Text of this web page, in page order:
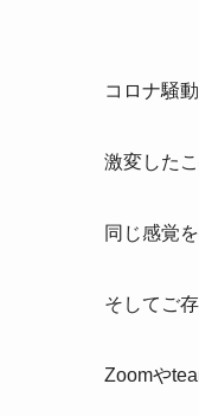
コロナ騒
激変した
同じ感覚
そしてご
Zoomや